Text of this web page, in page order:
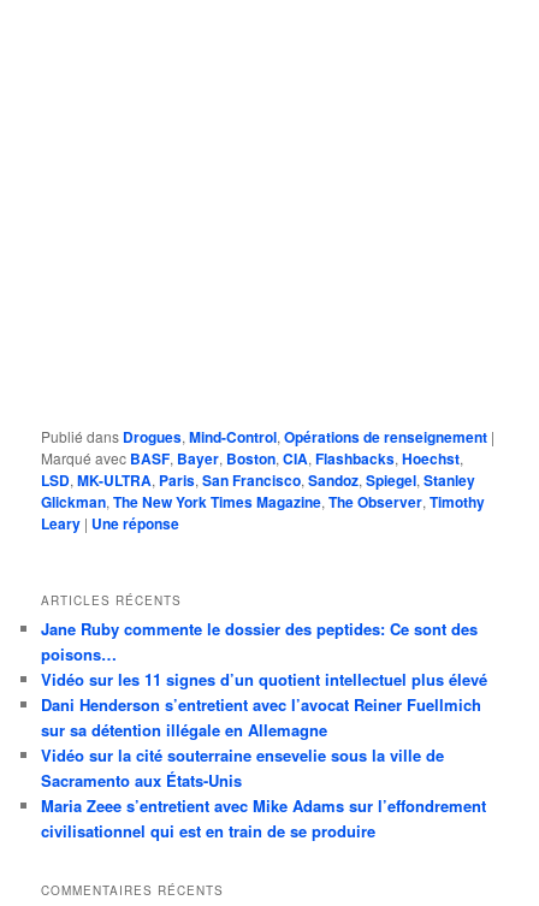
Publié dans Drogues,Mind-Control,Opérations de renseignement |
Marqué avec BASF, Bayer, Boston,CIA,Flashbacks,Hoechst,
LSD,MK-ULTRA, Paris,San Francisco,Sandoz,Spiegel,Stanley
Glickman,The New York Times Magazine,The Observer,Timothy
Leary | Uneréponse
ARTICLES RÉCENTS
Jane Ruby commente le dossier des peptides: Ce sont des
poisons…
Vidéo sur les 11 signes d’un quotient intellectuel plus élevé
Dani Henderson s’entretient avec l’avocat Reiner Fuellmich
sur sa détention illégale en Allemagne
Vidéo sur la cité souterraine ensevelie sous la ville de
Sacramento aux États-Unis
Maria Zeee s’entretient avec Mike Adams sur l’effondrement
civilisationnel qui est en train de se produire
COMMENTAIRES RÉCENTS